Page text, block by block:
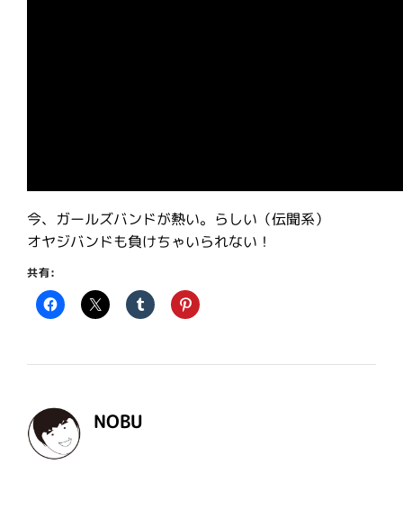
今、ガールズバンドが熱い。らしい（伝聞系）
オヤジバンドも負けちゃいられない！
共有:
NOBU